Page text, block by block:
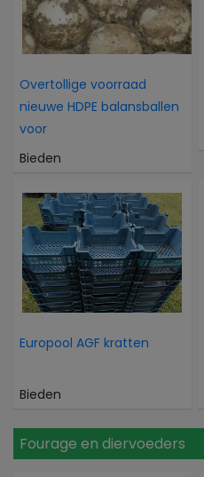
Overtollige voorraad
nieuwe HDPE balansballen
voor
Bieden
Europool AGF kratten
Bieden
Fourage en diervoeders